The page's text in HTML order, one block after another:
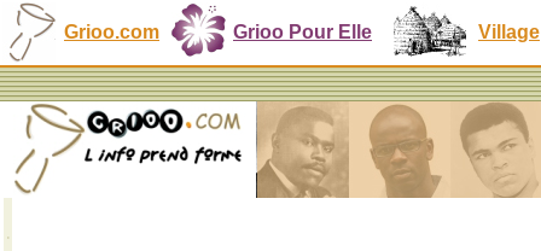
Grioo.com Grioo Pour Elle Village